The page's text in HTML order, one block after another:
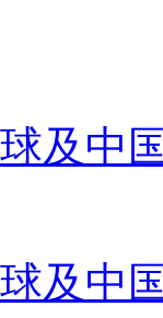
及中
及中